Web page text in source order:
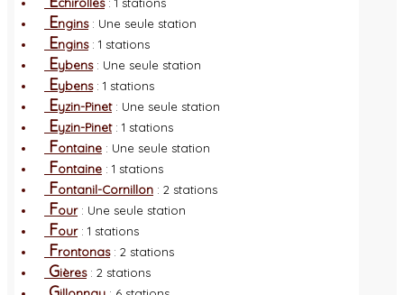
Engins: Une seule station
Engins: 1 stations
Eybens: Une seule station
Eybens: 1 stations
Eyzin-Pinet: Une seule station
Eyzin-Pinet: 1 stations
Fontaine : Une seule station
Fontaine : 1 stations
Fontanil-Cornillon : 2 stations
Four: Une seule station
Four: 1 stations
Frontonas: 2 stations
Gières: 2 stations